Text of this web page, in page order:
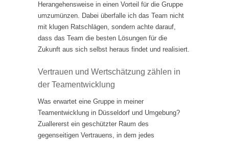
Herangehensweise in einen Vorteil für die Gruppe
umzumünzen. Dabei überfalle ich das Team nicht
mit klugen Ratschlägen, sondern achte darauf,
dass das Team die besten Lösungen für die
Zukunft aus sich selbst heraus findet und realisiert.
Vertrauen und Wertschätzung zählen in
der Teamentwicklung
Was erwartet eine Gruppe in meiner
Teamentwicklung in Düsseldorf und Umgebung?
Zuallererst ein geschützter Raum des
gegenseitigen Vertrauens, in dem jedes